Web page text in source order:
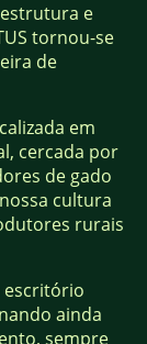
e
tornou-se
de
em
cercada por
de gado
cultura
rurais
escritório
ainda
sempre